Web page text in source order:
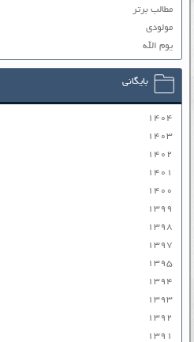
مطالب برتر
مولودی
یوم الله
بایگانی
۱۴۰۴
۱۴۰۳
۱۴۰۲
۱۴۰۱
۱۴۰۰
۱۳۹۹
۱۳۹۸
۱۳۹۷
۱۳۹۵
۱۳۹۴
۱۳۹۳
۱۳۹۲
۱۳۹۱